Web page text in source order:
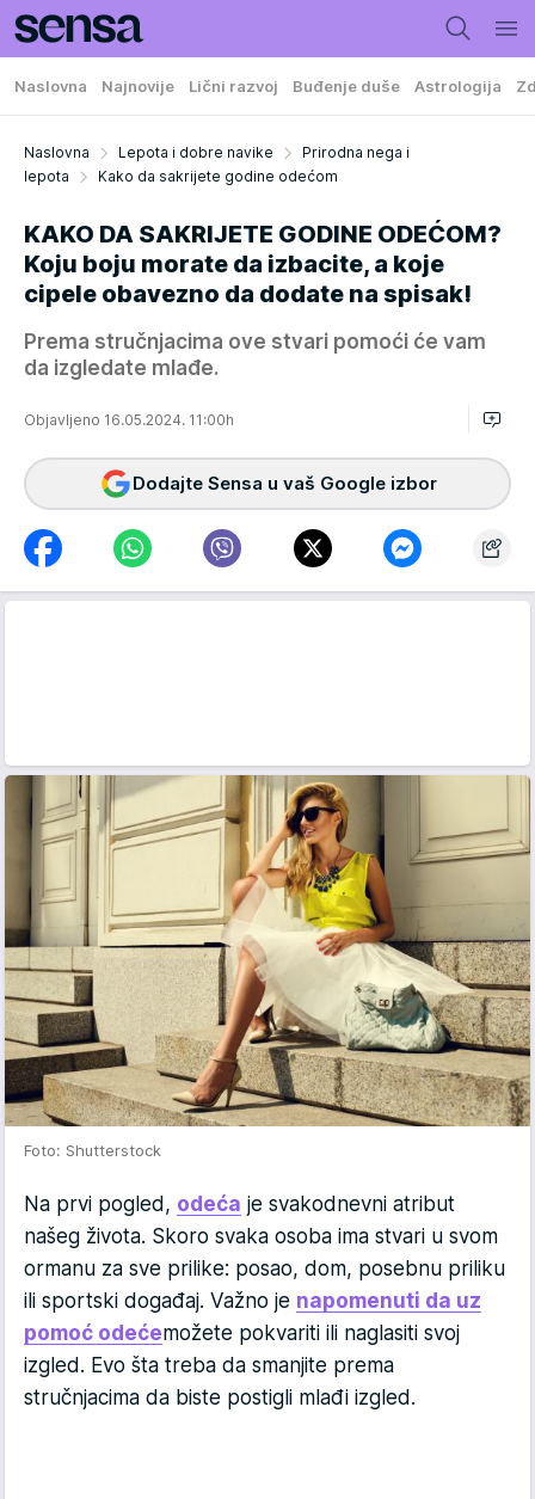
Naslovna Najnovije Lični razvoj Buđenje duše Astrologija
Naslovna Lepota i dobre navike
Prirodna nega i
lepota
Kako da sakrijete godine odećom
KAKO DA SAKRIJETE GODINE ODEĆOM?
Koju boju morate da izbacite, a koje
cipele obavezno da dodate na spisak!
Prema stručnjacima ove stvari pomoći će vam
da izgledate mlađe.
Objavljeno 16.05.2024. 11:00h
Dodajte Sensa u vaš Google izbor
Foto: Shutterstock
Na prvi pogled, odeća je svakodnevni atribut
našeg života. Skoro svaka osoba ima stvari u svom
ormanu za sve prilike: posao, dom, posebnu priliku
ili sportski događaj. Važno je napomenuti da uz
pomoć odećemožete pokvariti ili naglasiti svoj
izgled. Evo šta treba da smanjite prema
stručnjacima da biste postigli mlađi izgled.